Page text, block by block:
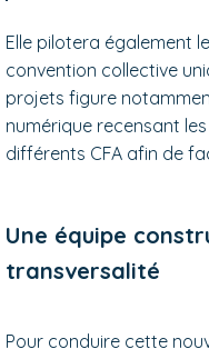
Elle pilotera également
convention collective
projets figure
numérique recensant
différents CFA afin de
Une équipe
transversalité
Pour conduire cette